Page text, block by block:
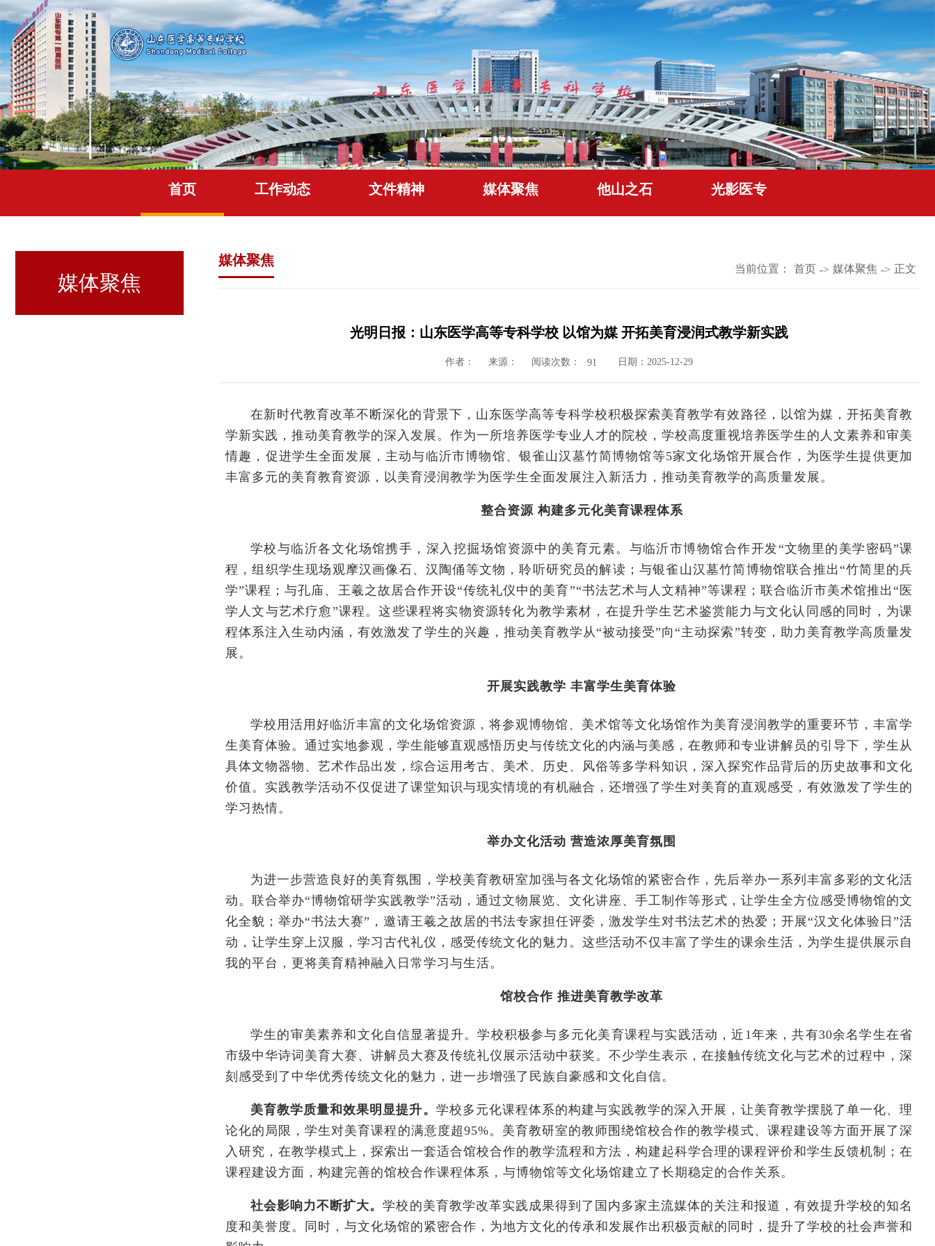
首页 工作动态 文件精神 媒体聚焦 他山之石 光影医专
媒体聚焦
媒体聚焦
当前位置： 首页 -> 媒体聚焦 -> 正文
光明日报：山东医学高等专科学校 以馆为媒 开拓美育浸润式教学新实践
作者： 来源： 阅读次数： 91 日期：2025-12-29
在新时代教育改革不断深化的背景下，山东医学高等专科学校积极探索美育教学有效路径，以馆为媒，开拓美育教
学新实践，推动美育教学的深入发展。作为一所培养医学专业人才的院校，学校高度重视培养医学生的人文素养和审美
情趣，促进学生全面发展，主动与临沂市博物馆、银雀山汉墓竹简博物馆等5家文化场馆开展合作，为医学生提供更加
丰富多元的美育教育资源，以美育浸润教学为医学生全面发展注入新活力，推动美育教学的高质量发展。
整合资源 构建多元化美育课程体系
学校与临沂各文化场馆携手，深入挖掘场馆资源中的美育元素。与临沂市博物馆合作开发“文物里的美学密码”课
程，组织学生现场观摩汉画像石、汉陶俑等文物，聆听研究员的解读；与银雀山汉墓竹简博物馆联合推出“竹简里的兵
学”课程；与孔庙、王羲之故居合作开设“传统礼仪中的美育”“书法艺术与人文精神”等课程；联合临沂市美术馆推出“医
学人文与艺术疗愈”课程。这些课程将实物资源转化为教学素材，在提升学生艺术鉴赏能力与文化认同感的同时，为课
程体系注入生动内涵，有效激发了学生的兴趣，推动美育教学从“被动接受”向“主动探索”转变，助力美育教学高质量发
展。
开展实践教学 丰富学生美育体验
学校用活用好临沂丰富的文化场馆资源，将参观博物馆、美术馆等文化场馆作为美育浸润教学的重要环节，丰富学
生美育体验。通过实地参观，学生能够直观感悟历史与传统文化的内涵与美感，在教师和专业讲解员的引导下，学生从
具体文物器物、艺术作品出发，综合运用考古、美术、历史、风俗等多学科知识，深入探究作品背后的历史故事和文化
价值。实践教学活动不仅促进了课堂知识与现实情境的有机融合，还增强了学生对美育的直观感受，有效激发了学生的
学习热情。
举办文化活动 营造浓厚美育氛围
为进一步营造良好的美育氛围，学校美育教研室加强与各文化场馆的紧密合作，先后举办一系列丰富多彩的文化活
动。联合举办“博物馆研学实践教学”活动，通过文物展览、文化讲座、手工制作等形式，让学生全方位感受博物馆的文
化全貌；举办“书法大赛”，邀请王羲之故居的书法专家担任评委，激发学生对书法艺术的热爱；开展“汉文化体验日”活
动，让学生穿上汉服，学习古代礼仪，感受传统文化的魅力。这些活动不仅丰富了学生的课余生活，为学生提供展示自
我的平台，更将美育精神融入日常学习与生活。
馆校合作 推进美育教学改革
学生的审美素养和文化自信显著提升。学校积极参与多元化美育课程与实践活动，近1年来，共有30余名学生在省
市级中华诗词美育大赛、讲解员大赛及传统礼仪展示活动中获奖。不少学生表示，在接触传统文化与艺术的过程中，深
刻感受到了中华优秀传统文化的魅力，进一步增强了民族自豪感和文化自信。
美育教学质量和效果明显提升。 学校多元化课程体系的构建与实践教学的深入开展，让美育教学摆脱了单一化、理
论化的局限，学生对美育课程的满意度超95%。美育教研室的教师围绕馆校合作的教学模式、课程建设等方面开展了深
入研究，在教学模式上，探索出一套适合馆校合作的教学流程和方法，构建起科学合理的课程评价和学生反馈机制；在
课程建设方面，构建完善的馆校合作课程体系，与博物馆等文化场馆建立了长期稳定的合作关系。
社会影响力不断扩大。学校的美育教学改革实践成果得到了国内多家主流媒体的关注和报道，有效提升学校的知名
度和美誉度。同时，与文化场馆的紧密合作，为地方文化的传承和发展作出积极贡献的同时，提升了学校的社会声誉和